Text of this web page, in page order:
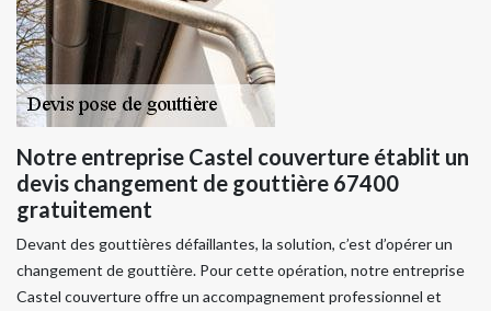
Notre entreprise Castel couverture établit un
devis changement de gouttière 67400
gratuitement
Devant des gouttières défaillantes, la solution, c’est d’opérer un
changement de gouttière. Pour cette opération, notre entreprise
Castel couverture offre un accompagnement professionnel et